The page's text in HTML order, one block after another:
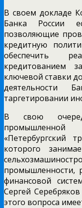
В своем докладе
Банка России
позволяющие
кредитную
обеспечить
кредитованием
ключевой ставки
деятельности
таргетировании
В свою
«Петербургский
которого
промышленности,
финансовой
Сергей
этого вопроса